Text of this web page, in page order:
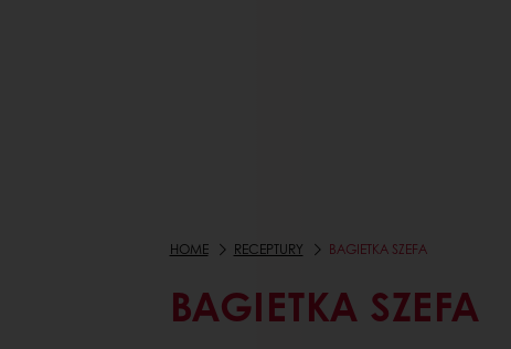
HOME RECEPTURY BAGIETKA SZEFA
BAGIETKA SZEFA